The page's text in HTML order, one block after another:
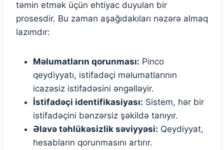
təmin etmək üçün ehtiyac duyulan bir
prosesdir. Bu zaman aşağıdakıları nəzərə almaq
lazımdır:
Məlumatların qorunması: Pinco
qeydiyyatı, istifadəçi məlumatlarının
icazəsiz istifadəsini əngəlləyir.
İstifadəçi identifikasiyası: Sistem, hər bir
istifadəçini bənzərsiz şəkildə tanıyır.
Əlavə təhlükəsizlik səviyyəsi: Qeydiyyat,
hesabların qorunmasını artırır.